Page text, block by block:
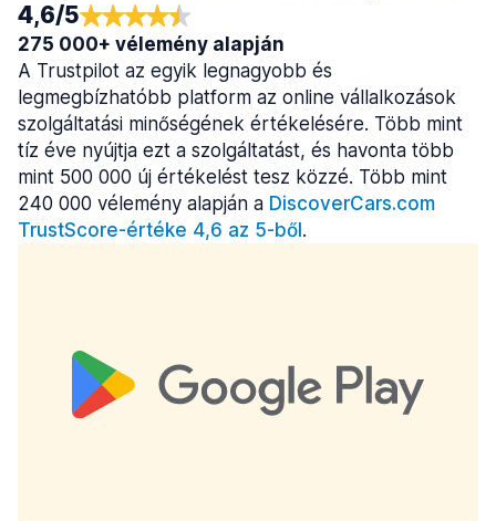
4,6/5
275 000+ vélemény alapján
A Trustpilot az egyik legnagyobb és
legmegbízhatóbb platform az online vállalkozások
szolgáltatási minőségének értékelésére. Több mint
tíz éve nyújtja ezt a szolgáltatást, és havonta több
mint 500 000 új értékelést tesz közzé. Több mint
240 000 vélemény alapján a DiscoverCars.com
TrustScore-értéke 4,6 az 5-ből .